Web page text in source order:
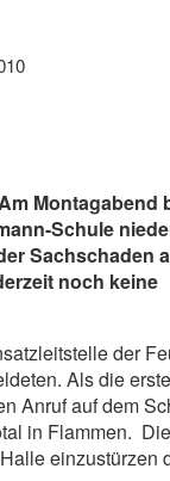
Montagabend
Schule
Sachschaden
noch keine
der
Als die
Anruf auf dem
in Flammen. Die
einzustürzen